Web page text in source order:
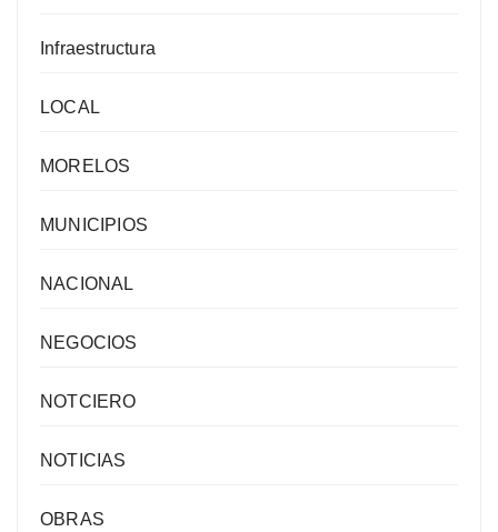
Infraestructura
LOCAL
MORELOS
MUNICIPIOS
NACIONAL
NEGOCIOS
NOTCIERO
NOTICIAS
OBRAS